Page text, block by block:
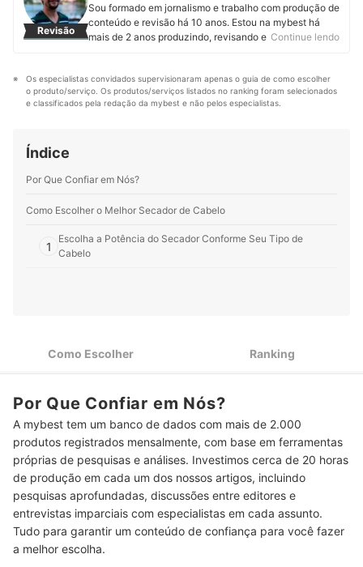
Revisão
Sou formado em jornalismo e trabalho com produção de
conteúdo e revisão há 10 anos. Estou na mybest há
mais de 2 anos produzindo, revisando e atualizando
me motiva.
Perfil de Rafael Swoboda
Continue lendo
Os especialistas convidados supervisionaram apenas o guia de como escolher
o produto/serviço. Os produtos/serviços listados no ranking foram selecionados
e classificados pela redação da mybest e não pelos especialistas.
Índice
Por Que Confiar em Nós?
Como Escolher o Melhor Secador de Cabelo
1
Escolha a Potência do Secador Conforme Seu Tipo de
Cabelo
4
Vai Usar no Salão? Prefira um Secador de Cabelo com Cabo
de 3 Metros ou Mais
Top 10 Melhores Secadores de Cabelo
Como Usar o Secador de Cabelo?
Perguntas Frequentes sobre Secador de Cabelo
Secador de Cabelo Gasta Muita Energia?
Como Escolher Ranking
Por Que Confiar em Nós?
A mybest tem um banco de dados com mais de 2.000
produtos registrados mensalmente, com base em ferramentas
próprias de pesquisas e análises. Investimos cerca de 20 horas
de produção em cada um dos nossos artigos, incluindo
pesquisas aprofundadas, discussões entre editores e
entrevistas imparciais com especialistas em cada assunto.
Tudo para garantir um conteúdo de confiança para você fazer
a melhor escolha.